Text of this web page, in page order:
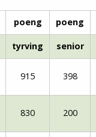
poeng poeng
tyrving senior
915 398
830 200